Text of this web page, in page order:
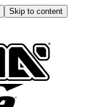
Skip to content